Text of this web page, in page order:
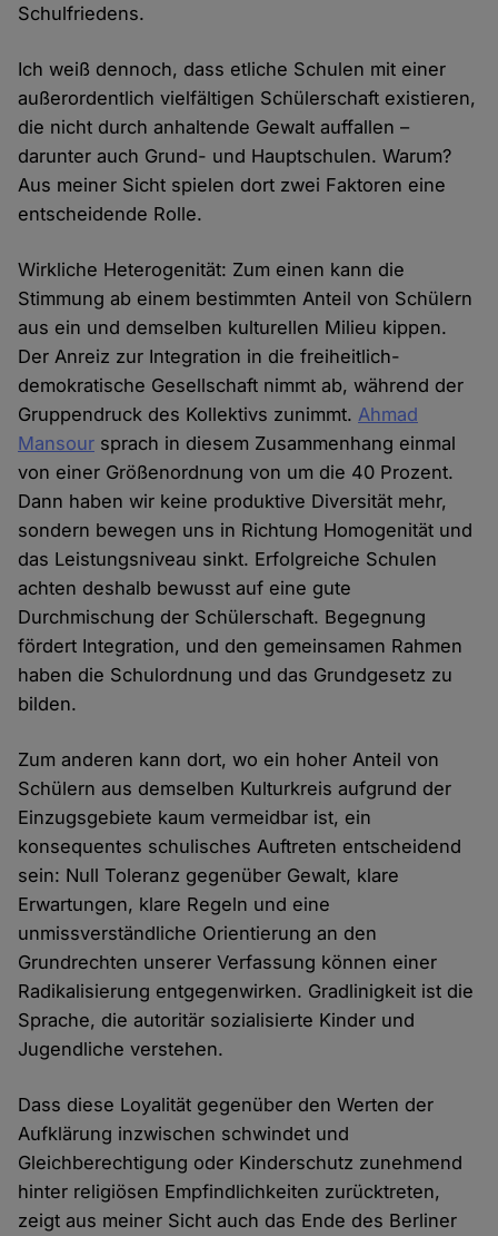
Schulfriedens.
Ich weiß dennoch, dass etliche Schulen mit einer
außerordentlich vielfältigen Schülerschaft existieren,
die nicht durch anhaltende Gewalt auffallen –
darunter auch Grund- und Hauptschulen. Warum?
Aus meiner Sicht spielen dort zwei Faktoren eine
entscheidende Rolle.
Wirkliche Heterogenität: Zum einen kann die
Stimmung ab einem bestimmten Anteil von Schülern
aus ein und demselben kulturellen Milieu kippen.
Der Anreiz zur Integration in die freiheitlich-
demokratische Gesellschaft nimmt ab, während der
Gruppendruck des Kollektivs zunimmt. Ahmad
Mansour sprach in diesem Zusammenhang einmal
von einer Größenordnung von um die 40 Prozent.
Dann haben wir keine produktive Diversität mehr,
sondern bewegen uns in Richtung Homogenität und
das Leistungsniveau sinkt. Erfolgreiche Schulen
achten deshalb bewusst auf eine gute
Durchmischung der Schülerschaft. Begegnung
fördert Integration, und den gemeinsamen Rahmen
haben die Schulordnung und das Grundgesetz zu
bilden.
Zum anderen kann dort, wo ein hoher Anteil von
Schülern aus demselben Kulturkreis aufgrund der
Einzugsgebiete kaum vermeidbar ist, ein
konsequentes schulisches Auftreten entscheidend
sein: Null Toleranz gegenüber Gewalt, klare
Erwartungen, klare Regeln und eine
unmissverständliche Orientierung an den
Grundrechten unserer Verfassung können einer
Radikalisierung entgegenwirken. Gradlinigkeit ist die
Sprache, die autoritär sozialisierte Kinder und
Jugendliche verstehen.
Dass diese Loyalität gegenüber den Werten der
Aufklärung inzwischen schwindet und
Gleichberechtigung oder Kinderschutz zunehmend
hinter religiösen Empfindlichkeiten zurücktreten,
zeigt aus meiner Sicht auch das Ende des Berliner